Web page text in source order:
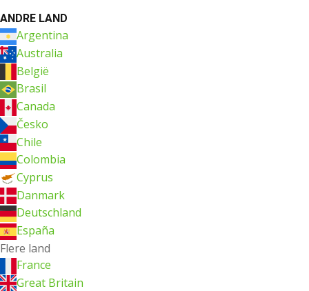
ANDRE LAND
Argentina
Australia
België
Brasil
Canada
Česko
Chile
Colombia
Cyprus
Danmark
Deutschland
España
Flere land
France
Great Britain